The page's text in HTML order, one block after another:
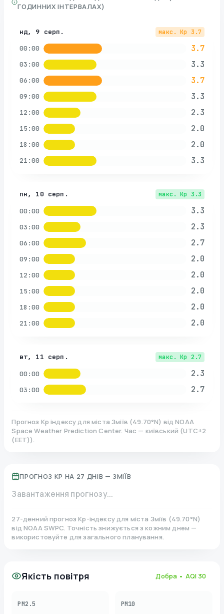
ГОДИННИХ ІНТЕРВАЛАХ)
нд, 9 серп. макс. Kp 3.7
00:00 3.7
03:00 3.3
06:00 3.7
09:00 3.3
12:00 2.3
15:00 2.0
18:00 2.0
21:00 3.3
пн, 10 серп. макс. Kp 3.3
00:00 3.3
03:00 2.3
06:00 2.7
09:00 2.0
12:00 2.0
15:00 2.0
18:00 2.0
21:00 2.0
вт, 11 серп. макс. Kp 2.7
00:00 2.3
03:00 2.7
Прогноз Kp індексу для міста Зміїв (49.70°N) від NOAA
Space Weather Prediction Center. Час — київський (UTC+2
(EET)).
ПРОГНОЗ KP НА 27 ДНІВ — ЗМІЇВ
Завантаження прогнозу...
27-денний прогноз Kp-індексу для міста Зміїв (49.70°N)
від NOAA SWPC. Точність знижується з кожним днем —
використовуйте для загального планування.
Якість повітря Добра • AQI 30
PM2.5 PM10